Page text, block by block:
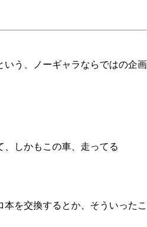
いう、ノーギャラならではの企画
しかもこの車、走ってる
を交換するとか、そういったこ